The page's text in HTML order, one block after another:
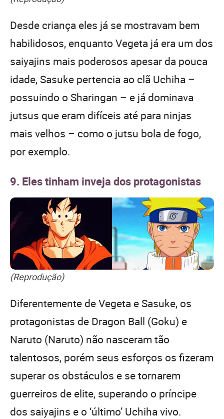
Desde criança eles já se mostravam bem
habilidosos, enquanto Vegeta já era um dos
saiyajins mais poderosos apesar da pouca
idade, Sasuke pertencia ao clã Uchiha –
possuindo o Sharingan – e já dominava
jutsus que eram difíceis até para ninjas
mais velhos – como o jutsu bola de fogo,
por exemplo.
9. Eles tinham inveja dos protagonistas
(Reprodução)
Diferentemente de Vegeta e Sasuke, os
protagonistas de Dragon Ball (Goku) e
Naruto (Naruto) não nasceram tão
talentosos, porém seus esforços os fizeram
superar os obstáculos e se tornarem
guerreiros de elite, superando o príncipe
dos saiyajins e o ‘último’ Uchiha vivo.